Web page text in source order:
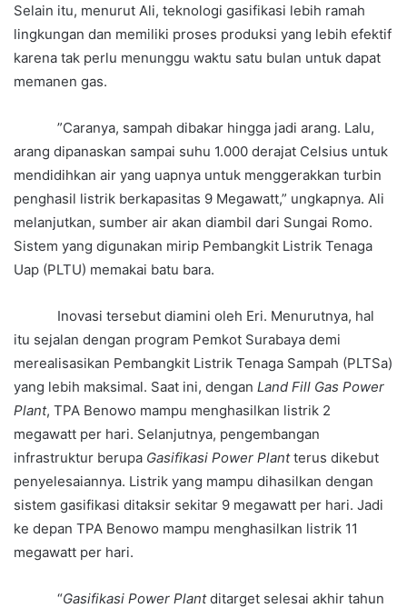
Selain itu, menurut Ali, teknologi gasifikasi lebih ramah
lingkungan dan memiliki proses produksi yang lebih efektif
karena tak perlu menunggu waktu satu bulan untuk dapat
memanen gas.
”Caranya, sampah dibakar hingga jadi arang. Lalu,
arang dipanaskan sampai suhu 1.000 derajat Celsius untuk
mendidihkan air yang uapnya untuk menggerakkan turbin
penghasil listrik berkapasitas 9 Megawatt,” ungkapnya. Ali
melanjutkan, sumber air akan diambil dari Sungai Romo.
Sistem yang digunakan mirip Pembangkit Listrik Tenaga
Uap (PLTU) memakai batu bara.
Inovasi tersebut diamini oleh Eri. Menurutnya, hal
itu sejalan dengan program Pemkot Surabaya demi
merealisasikan Pembangkit Listrik Tenaga Sampah (PLTSa)
yang lebih maksimal. Saat ini, dengan Land Fill Gas Power
Plant, TPA Benowo mampu menghasilkan listrik 2
megawatt per hari. Selanjutnya, pengembangan
infrastruktur berupa Gasifikasi Power Plantterus dikebut
penyelesaiannya. Listrik yang mampu dihasilkan dengan
sistem gasifikasi ditaksir sekitar 9 megawatt per hari. Jadi
ke depan TPA Benowo mampu menghasilkan listrik 11
megawatt per hari.
“Gasifikasi Power Plantditarget selesai akhir tahun